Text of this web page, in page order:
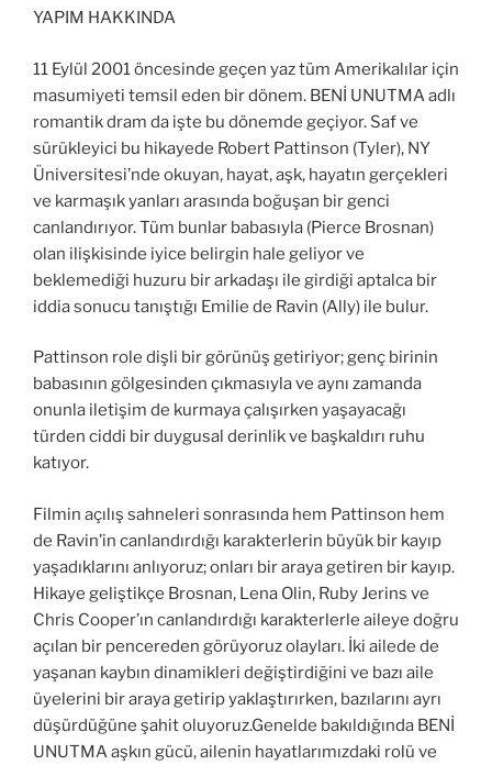
YAPIM HAKKINDA
11 Eylül 2001 öncesinde geçen yaz tüm Amerikalılar için
masumiyeti temsil eden bir dönem. BENİ UNUTMA adlı
romantik dram da işte bu dönemde geçiyor. Saf ve
sürükleyici bu hikayede Robert Pattinson (Tyler), NY
Üniversitesi’nde okuyan, hayat, aşk, hayatın gerçekleri
ve karmaşık yanları arasında boğuşan bir genci
canlandırıyor. Tüm bunlar babasıyla (Pierce Brosnan)
olan ilişkisinde iyice belirgin hale geliyor ve
beklemediği huzuru bir arkadaşı ile girdiği aptalca bir
iddia sonucu tanıştığı Emilie de Ravin (Ally) ile bulur.
Pattinson role dişli bir görünüş getiriyor; genç birinin
babasının gölgesinden çıkmasıyla ve aynı zamanda
onunla iletişim de kurmaya çalışırken yaşayacağı
türden ciddi bir duygusal derinlik ve başkaldırı ruhu
katıyor.
Filmin açılış sahneleri sonrasında hem Pattinson hem
de Ravin’in canlandırdığı karakterlerin büyük bir kayıp
yaşadıklarını anlıyoruz; onları bir araya getiren bir kayıp.
Hikaye geliştikçe Brosnan, Lena Olin, Ruby Jerins ve
Chris Cooper’ın canlandırdığı karakterlerle aileye doğru
açılan bir pencereden görüyoruz olayları. İki ailede de
yaşanan kaybın dinamikleri değiştirdiğini ve bazı aile
üyelerini bir araya getirip yaklaştırırken, bazılarını ayrı
düşürdüğüne şahit oluyoruz.Genelde bakıldığında BENİ
UNUTMA aşkın gücü, ailenin hayatlarımızdaki rolü ve